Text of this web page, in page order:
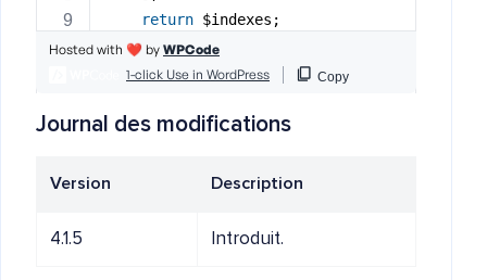
Journal des modifications
Version Description
4.1.5 Introduit.